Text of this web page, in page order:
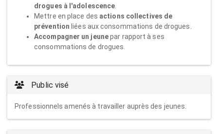
drogues à l'adolescence
Mettre en place des actions collectives de
prévention liées aux consommations de drogues.
Accompagner un jeunepar rapport à ses
consommations de drogues.
Public visé
Professionnels amenés à travailler auprès des jeunes.